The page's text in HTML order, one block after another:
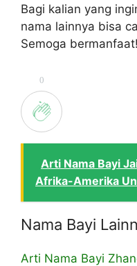
Bagi kalian yang
nama lainnya bisa
Semoga bermanfaat!
0
Arti Nama Bayi
Afrika-Amerika
Nama Bayi
Arti Nama Bayi